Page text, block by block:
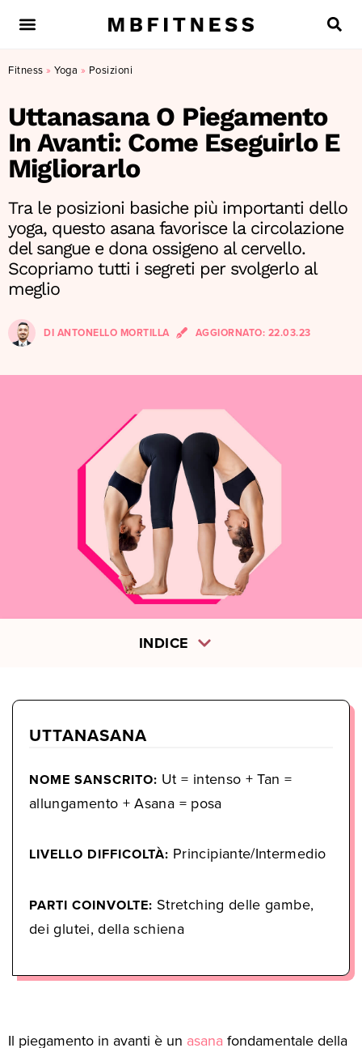
Fitness » Yoga » Posizioni
Uttanasana O Piegamento
In Avanti: Come Eseguirlo E
Migliorarlo
Tra le posizioni basiche più importanti dello
yoga, questo asana favorisce la circolazione
del sangue e dona ossigeno al cervello.
Scopriamo tutti i segreti per svolgerlo al
meglio
DI ANTONELLO MORTILLA AGGIORNATO: 22.03.23
INDICE
UTTANASANA
NOME SANSCRITO: Ut = intenso + Tan =
allungamento + Asana = posa
LIVELLO DIFFICOLTÀ: Principiante/Intermedio
PARTI COINVOLTE: Stretching delle gambe,
dei glutei, della schiena
Il piegamento in avanti è un asana fondamentale della